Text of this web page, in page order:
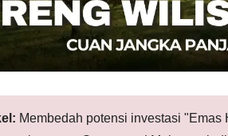
Membedah potensi investasi